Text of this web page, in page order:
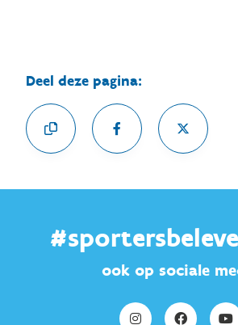
Deel deze pagina:
ook op sociale